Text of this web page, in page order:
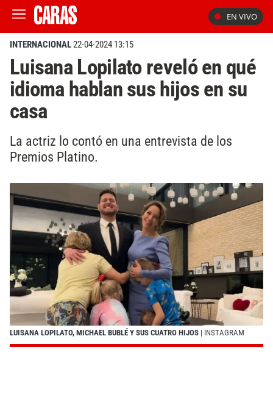
EN VIVO
INTERNACIONAL22-04-2024 13:15
Luisana Lopilato reveló en qué
idioma hablan sus hijos en su
casa
La actriz lo contó en una entrevista de los
Premios Platino.
LUISANA LOPILATO, MICHAEL BUBLÉ Y SUS CUATRO HIJOS | INSTAGRAM